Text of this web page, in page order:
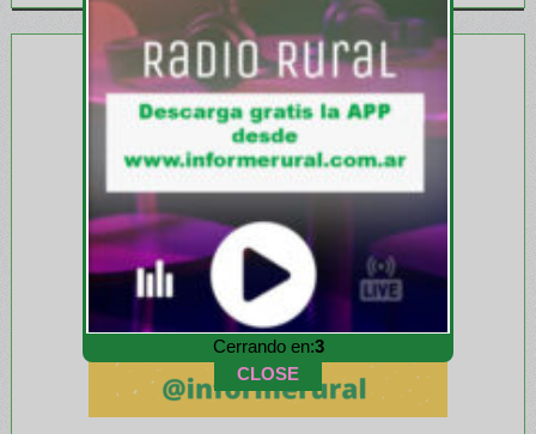
Cerrando en:1
CLOSE